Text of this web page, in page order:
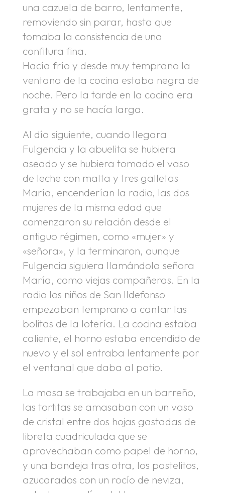
una cazuela de barro, lentamente,
removiendo sin parar, hasta que
tomaba la consistencia de una
confitura fina.
Hacía frío y desde muy temprano la
ventana de la cocina estaba negra de
noche. Pero la tarde en la cocina era
grata y no se hacía larga.
Al día siguiente, cuando llegara
Fulgencia y la abuelita se hubiera
aseado y se hubiera tomado el vaso
de leche con malta y tres galletas
María, encenderían la radio, las dos
mujeres de la misma edad que
comenzaron su relación desde el
antiguo régimen, como «mujer» y
«señora», y la terminaron, aunque
Fulgencia siguiera llamándola señora
María, como viejas compañeras. En la
radio los niños de San Ildefonso
empezaban temprano a cantar las
bolitas de la lotería. La cocina estaba
caliente, el horno estaba encendido de
nuevo y el sol entraba lentamente por
el ventanal que daba al patio.
La masa se trabajaba en un barreño,
las tortitas se amasaban con un vaso
de cristal entre dos hojas gastadas de
libreta cuadriculada que se
aprovechaban como papel de horno,
y una bandeja tras otra, los pastelitos,
azucarados con un rocío de neviza,